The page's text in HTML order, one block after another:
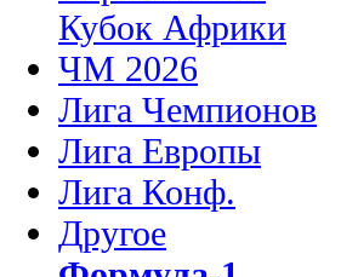
Кубок Африки
ЧМ 2026
Лига Чемпионов
Лига Европы
Лига Конф.
Другое